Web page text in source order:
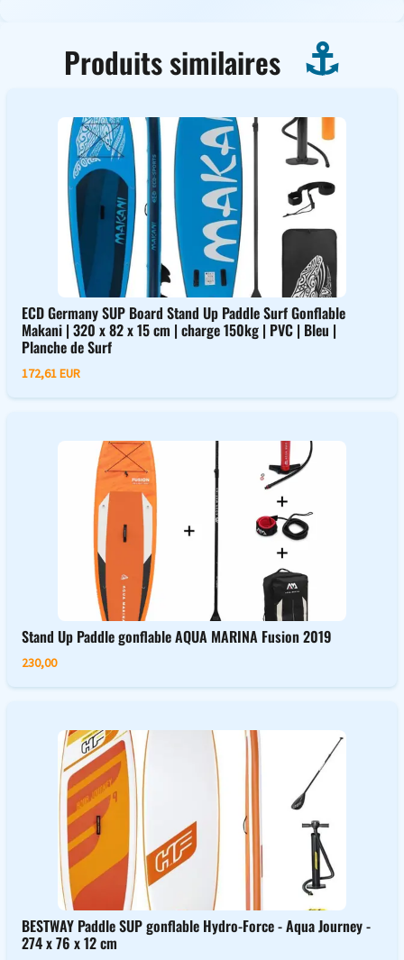
Produits similaires
ECD Germany SUP Board Stand Up Paddle Surf Gonflable
Makani | 320 x 82 x 15 cm | charge 150kg | PVC | Bleu |
Planche de Surf
172,61 EUR
Stand Up Paddle gonflable AQUA MARINA Fusion 2019
230,00
BESTWAY Paddle SUP gonflable Hydro-Force - Aqua Journey -
274 x 76 x 12 cm